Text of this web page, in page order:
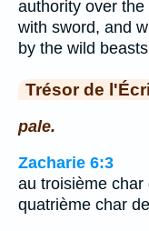
authority over the
with sword, and
by the wild
Trésor de
pale.
Zacharie 6:3
au troisième
quatrième char